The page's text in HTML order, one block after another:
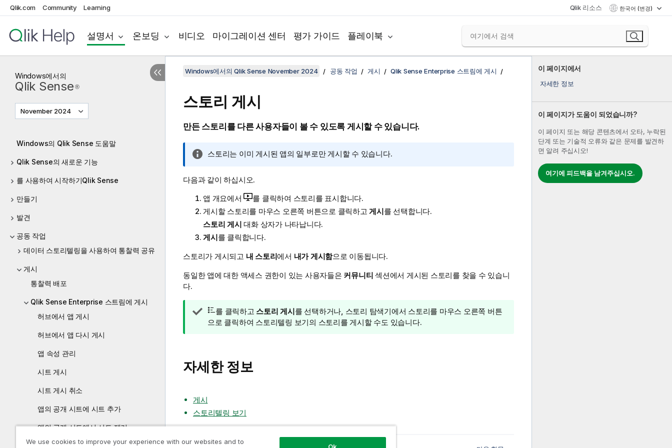
Qlik.com Community Learning Qlik 리소스 한국어 (변경)
설명서 온보딩 비디오 마이그레이션 센터 평가 가이드 플레이북
Windows에서의
Qlik Sense ®
November 2024
Windows의 Qlik Sense 도움말
Qlik Sense의 새로운 기능
를 사용하여 시작하기Qlik Sense
만들기
발견
공동 작업
데이터 스토리텔링을 사용하여 통찰력 공유
게시
통찰력 배포
Qlik Sense Enterprise 스트림에 게시
허브에서 앱 게시
허브에서 앱 다시 게시
앱 속성 관리
시트 게시
시트 게시 취소
앱의 공개 시트에 시트 추가
앱의 공개 시트에서 시트 제거
이 페이지에서
자세한 정보
이 페이지가 도움이 되었습니까?
이 페이지 또는 해당 콘텐츠에서 오타, 누락된
단계 또는 기술적 오류와 같은 문제를 발견하
면 알려 주십시오!
여기에 피드백을 남겨주십시오.
Windows에서의 Qlik Sense November 2024 공동 작업 게시 Qlik Sense Enterprise 스트림에 게시
스토리 게시
만든 스토리를 다른 사용자들이 볼 수 있도록 게시할 수 있습니다.
정
메
모
스토리는 이미 게시된 앱의 일부로만 게시할 수 있습니다.
다음과 같이 하십시오.
앱 개요에서
를 클릭하여 스토리를 표시합니다.
게시할 스토리를 마우스 오른쪽 버튼으로 클릭하고게시를 선택합니다.
스토리 게시 대화 상자가 나타납니다.
게시를 클릭합니다.
스토리가 게시되고 내 스토리에서 내가 게시함으로 이동됩니다.
동일한 앱에 대한 액세스 권한이 있는 사용자들은 커뮤니티 섹션에서 게시된 스토리를 찾을 수 있습니
다.
팁
메
를 클릭하고 스토리 게시를 선택하거나, 스토리 탐색기에서 스토리를 마우스 오른쪽 버튼
으로 클릭하여 스토리텔링 보기의 스토리를 게시할 수도 있습니다.
자세한 정보
게시
스토리텔링 보기
We use cookies to improve your experience with our websites and to